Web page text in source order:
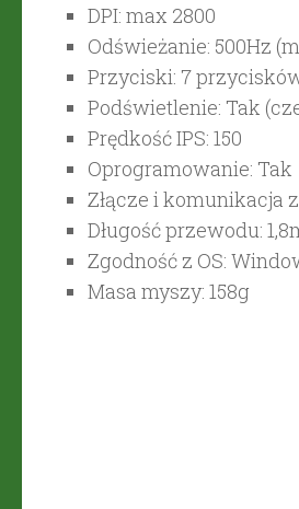
DPI: max 2800
Odświeżanie: 500Hz
Przyciski: 7
Podświetlenie: Tak
Prędkość IPS: 150
Oprogramowanie: Tak
Złącze i komunikacja
Długość przewodu:
Zgodność z OS:
Masa myszy: 158g